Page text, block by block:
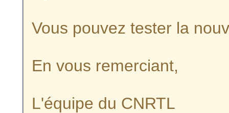
Vous pouvez tester la
En vous remerciant,
L'équipe du CNRTL